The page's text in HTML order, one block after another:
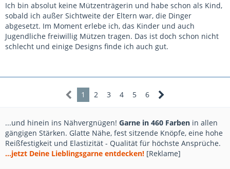
Ich bin absolut keine Mützenträgerin und habe schon als Kind,
sobald ich außer Sichtweite der Eltern war, die Dinger
abgesetzt. Im Moment erlebe ich, das Kinder und auch
Jugendliche freiwillig Mützen tragen. Das ist doch schon nicht
schlecht und einige Designs finde ich auch gut.
1 2 3 4 5 6
...und hinein ins Nähvergnügen! Garne in 460 Farben in allen
gängigen Stärken. Glatte Nähe, fest sitzende Knöpfe, eine hohe
Reißfestigkeit und Elastizität - Qualität für höchste Ansprüche.
...jetzt Deine Lieblingsgarne entdecken! [Reklame]